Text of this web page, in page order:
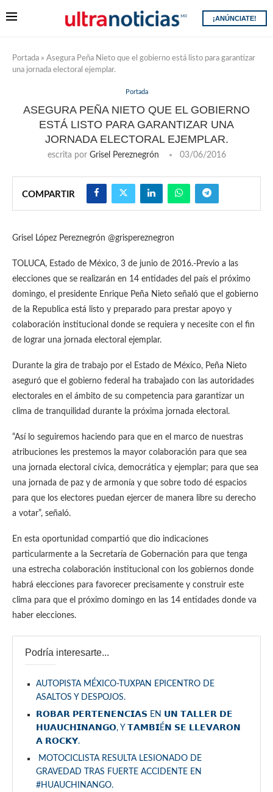
¡ANÚNCIATE!
Portada » Asegura Peña Nieto que el gobierno está listo para garantizar
una jornada electoral ejemplar.
Portada
ASEGURA PEÑA NIETO QUE EL GOBIERNO
ESTÁ LISTO PARA GARANTIZAR UNA
JORNADA ELECTORAL EJEMPLAR.
escrita por Grisel Pereznegrón 03/06/2016
COMPARTIR
Grisel López Pereznegrón @grispereznegron
TOLUCA, Estado de México, 3 de junio de 2016.-Previo a las
elecciones que se realizarán en 14 entidades del país el próximo
domingo, el presidente Enrique Peña Nieto señaló que el gobierno
de la Republica está listo y preparado para prestar apoyo y
colaboración institucional donde se requiera y necesite con el fin
de lograr una jornada electoral ejemplar.
Durante la gira de trabajo por el Estado de México, Peña Nieto
aseguró que el gobierno federal ha trabajado con las autoridades
electorales en el ámbito de su competencia para garantizar un
clima de tranquilidad durante la próxima jornada electoral.
“Así lo seguiremos haciendo para que en el marco de nuestras
atribuciones les prestemos la mayor colaboración para que sea
una jornada electoral cívica, democrática y ejemplar; para que sea
una jornada de paz y de armonía y que sobre todo dé espacios
para que los electores puedan ejercer de manera libre su derecho
a votar”, señaló.
En esta oportunidad compartió que dio indicaciones
particularmente a la Secretaría de Gobernación para que tenga
una estrecha colaboración institucional con los gobiernos donde
habrá elecciones para favorecer precisamente y construir este
clima para que el próximo domingo en las 14 entidades donde va
haber elecciones.
Podría interesarte...
AUTOPISTA MÉXICO-TUXPAN EPICENTRO DE
ASALTOS Y DESPOJOS.
𝗥𝗢𝗕𝗔𝗥 𝗣𝗘𝗥𝗧𝗘𝗡𝗘𝗡𝗖𝗜𝗔𝗦 EN 𝗨𝗡 𝗧𝗔𝗟𝗟𝗘𝗥 𝗗𝗘
𝗛𝗨𝗔𝗨𝗖𝗛𝗜𝗡𝗔𝗡𝗚𝗢, Y 𝗧𝗔𝗠𝗕𝗜É𝗡 𝗦𝗘 𝗟𝗟𝗘𝗩𝗔𝗥𝗢𝗡
𝗔 𝗥𝗢𝗖𝗞𝗬.
MOTOCICLISTA RESULTA LESIONADO DE
GRAVEDAD TRAS FUERTE ACCIDENTE EN
#HUAUCHINANGO.